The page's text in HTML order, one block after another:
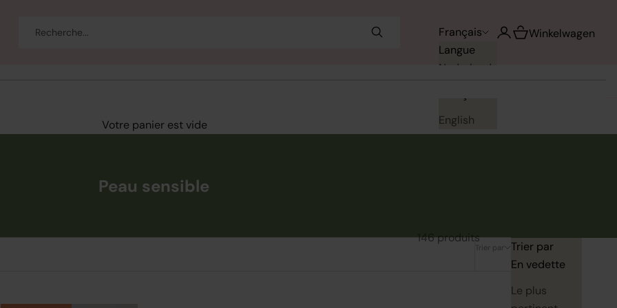
Français
Langue
Nederlands
English
Ouvrir le compte
Voir le panier
Winkelwagen
Votre panier est vide
Peau sensible
Trier par
Trier par
En vedette
Le plus
146 produits